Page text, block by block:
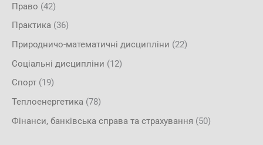
Право (42)
Практика (36)
Природничо-математичні дисципліни (22)
Соціальні дисципліни (12)
Спорт (19)
Теплоенергетика (78)
Фінанси, банківська справа та страхування (50)